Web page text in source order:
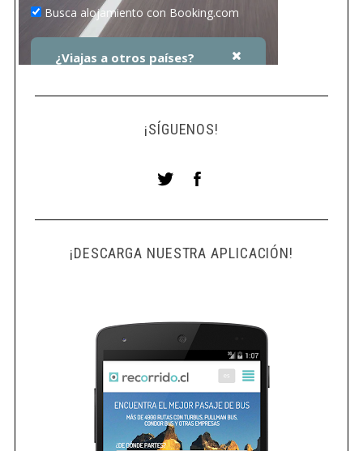
¡SÍGUENOS!
¡DESCARGA NUESTRA APLICACIÓN!